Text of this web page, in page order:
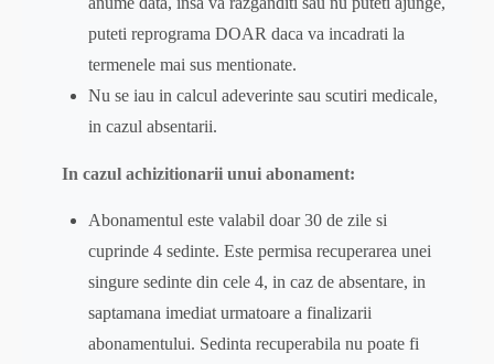
puteti reprograma DOAR daca va incadrati la
termenele mai sus mentionate.
Nu se iau in calcul adeverinte sau scutiri medicale,
in cazul absentarii.
In cazul achizitionarii unui abonament:
Abonamentul este valabil doar 30 de zile si
cuprinde 4 sedinte. Este permisa recuperarea unei
singure sedinte din cele 4, in caz de absentare, in
saptamana imediat urmatoare a finalizarii
abonamentului. Sedinta recuperabila nu poate fi